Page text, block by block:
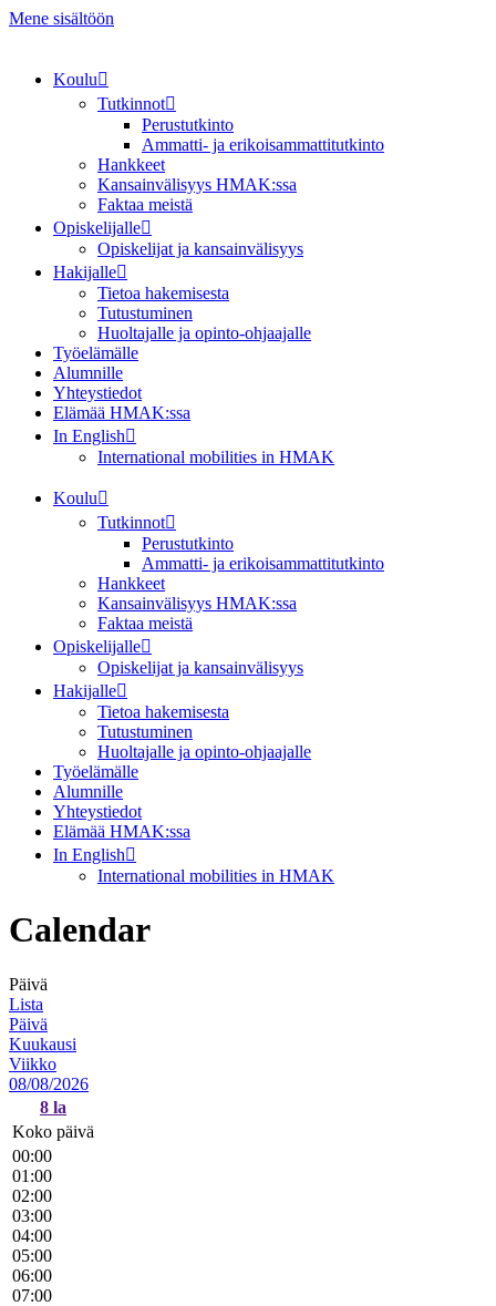
Mene sisältöön
Koulu
Tutkinnot
Perustutkinto
Ammatti- ja erikoisammattitutkinto
Hankkeet
Kansainvälisyys HMAK:ssa
Faktaa meistä
Opiskelijalle
Opiskelijat ja kansainvälisyys
Hakijalle
Tietoa hakemisesta
Tutustuminen
Huoltajalle ja opinto-ohjaajalle
Työelämälle
Alumnille
Yhteystiedot
Elämää HMAK:ssa
In English
International mobilities in HMAK
Koulu
Tutkinnot
Perustutkinto
Ammatti- ja erikoisammattitutkinto
Hankkeet
Kansainvälisyys HMAK:ssa
Faktaa meistä
Opiskelijalle
Opiskelijat ja kansainvälisyys
Hakijalle
Tietoa hakemisesta
Tutustuminen
Huoltajalle ja opinto-ohjaajalle
Työelämälle
Alumnille
Yhteystiedot
Elämää HMAK:ssa
In English
International mobilities in HMAK
Calendar
Päivä
Lista
Päivä
Kuukausi
Viikko
08/08/2026
8 la
Koko päivä
00:00
01:00
02:00
03:00
04:00
05:00
06:00
07:00